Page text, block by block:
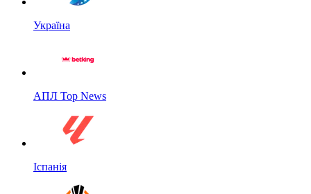
Україна
АПЛ Top News
Іспанія